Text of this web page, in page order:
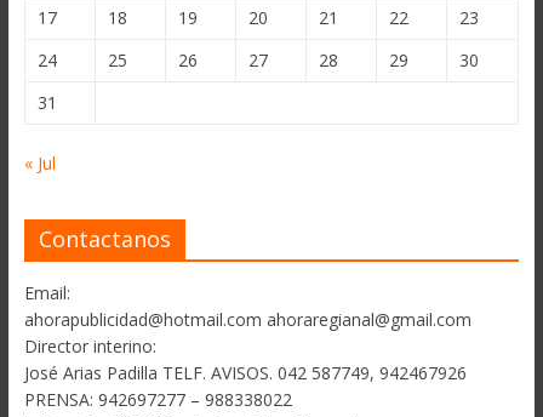
17
18 19 20 21 22
23
24
25 26 27 28 29
30
31
« Jul
Contactanos
Email:
ahorapublicidad@hotmail.com ahoraregianal@gmail.com
Director interino:
José Arias Padilla TELF. AVISOS. 042 587749, 942467926
PRENSA: 942697277 – 988338022